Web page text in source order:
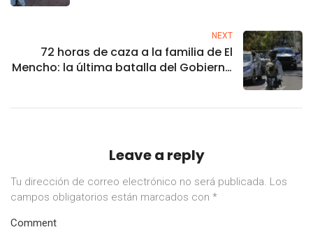
NEXT
72 horas de caza a la familia de El
Mencho: la última batalla del Gobierno
Leave a reply
Tu dirección de correo electrónico no será publicada. Los
campos obligatorios están marcados con *
Comment